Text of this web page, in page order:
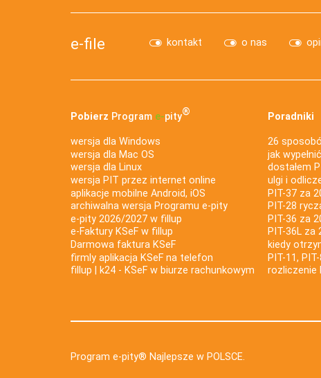
e-file kontakt o nas
Pobierz Program e‑pity®
wersja dla Windows
wersja dla Mac OS
wersja dla Linux
wersja PIT przez internet online
aplikacje mobilne Android, iOS
archiwalna wersja Programu e-pity
e-pity 2026/2027 w fillup
e‑Faktury KSeF w fillup
Darmowa faktura KSeF
firmly aplikacja KSeF na telefon
fillup | k24 - KSeF w biurze rachunkowym
Poradniki
26
jak
dostałem
ulgi i
PIT-37 za
PIT-28
PIT-36 za
PIT-36L za
kiedy
PIT-11,
rozliczenie
Program e-pity® Najlepsze w POLSCE.